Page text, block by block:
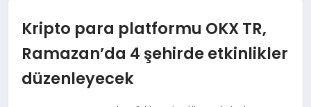
EKONOMI
MAGAZIN
Kripto para platformu OKX TR,
Ramazan’da 4 şehirde etkinlikler
düzenleyecek